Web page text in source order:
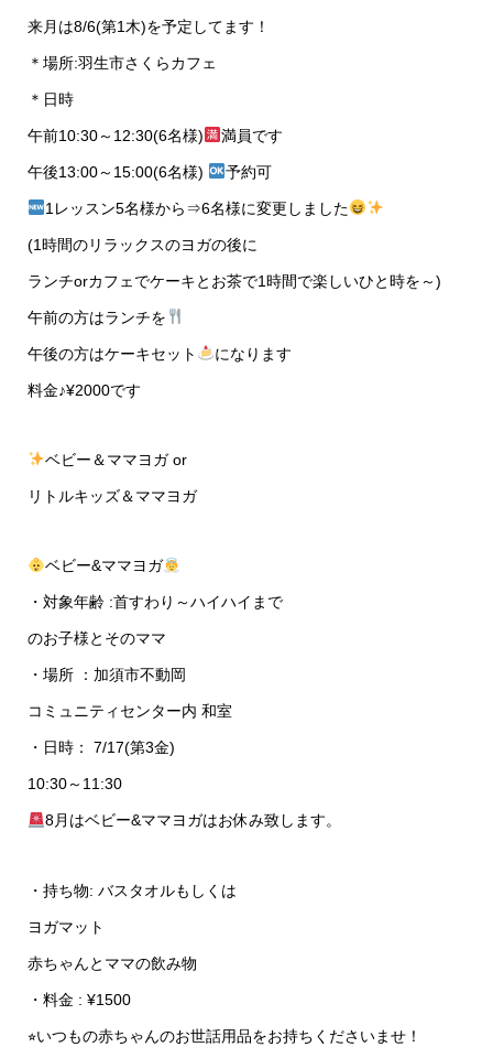
来月は8/6(第1木)を予定してます！
＊場所:羽生市さくらカフェ
＊日時
午前10:30～12:30(6名様) 満員です
午後13:00～15:00(6名様) 予約可
1レッスン5名様から⇒6名様に変更しました
(1時間のリラックスのヨガの後に
ランチorカフェでケーキとお茶で1時間で楽しいひと時を～)
午前の方はランチを
午後の方はケーキセット になります
料金♪¥2000です
ベビー＆ママヨガ or
リトルキッズ＆ママヨガ
ベビー&ママヨガ
・対象年齢 :首すわり～ハイハイまで
のお子様とそのママ
・場所 ：加須市不動岡
コミュニティセンター内 和室
・日時： 7/17(第3金)
10:30～11:30
8月はベビー&ママヨガはお休み致します。
・持ち物: バスタオルもしくは
ヨガマット
赤ちゃんとママの飲み物
・料金 : ¥1500
⭐︎いつもの赤ちゃんのお世話用品をお持ちくださいませ！